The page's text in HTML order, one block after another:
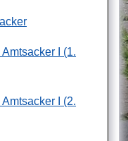
I (1.
I (2.